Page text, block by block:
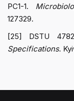
PC1-1.
127329.
[25] DSTU
Specifications.